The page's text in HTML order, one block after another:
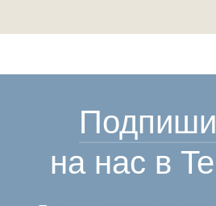
на нас в